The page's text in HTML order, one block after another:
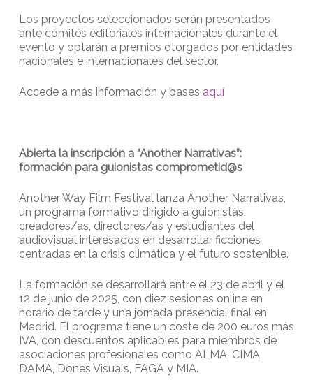
Los proyectos seleccionados serán presentados
ante comités editoriales internacionales durante el
evento y optarán a premios otorgados por entidades
nacionales e internacionales del sector.
Accede a más información y bases aquí
Abierta la inscripción a “Another Narrativas”:
formación para guionistas comprometid@s
Another Way Film Festival lanza Another Narrativas,
un programa formativo dirigido a guionistas,
creadores/as, directores/as y estudiantes del
audiovisual interesados en desarrollar ficciones
centradas en la crisis climática y el futuro sostenible.
La formación se desarrollará entre el 23 de abril y el
12 de junio de 2025, con diez sesiones online en
horario de tarde y una jornada presencial final en
Madrid. El programa tiene un coste de 200 euros más
IVA, con descuentos aplicables para miembros de
asociaciones profesionales como ALMA, CIMA,
DAMA, Dones Visuals, FAGA y MIA.